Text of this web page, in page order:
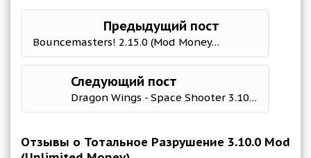
Предыдущий пост
Bouncemasters! 2.15.0 (Mod Money & More)
Следующий пост
Dragon Wings - Space Shooter 3.10.2 Mod (gold/gems)
Отзывы о Тотальное Разрушение 3.10.0 Mod